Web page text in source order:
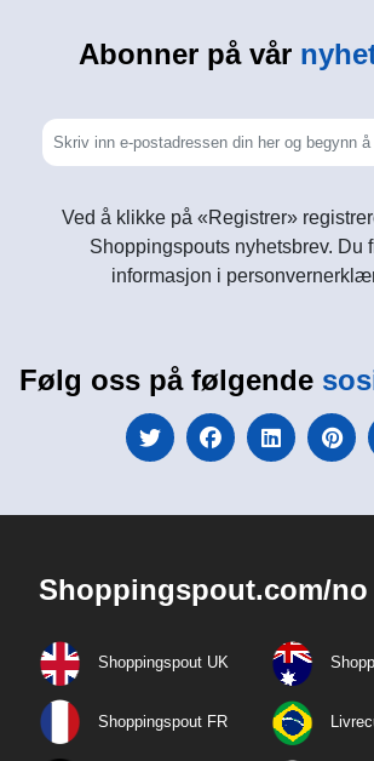
Abonner på vår
Ved å klikke på «Registrer»
Shoppingspouts nyhetsbrev. Du
informasjon i
Følg oss på følgende
Shoppingspout.com/no
Shoppingspout UK
Shoppingspout FR